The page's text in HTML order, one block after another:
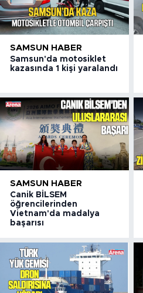
SAMSUN HABER
Samsun'da motosiklet
kazasında 1 kişi yaralandı
SAMSUN HABER
Canik BİLSEM
öğrencilerinden
Vietnam'da madalya
başarısı